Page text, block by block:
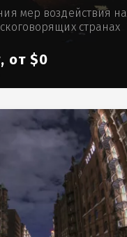
мер воздействия на
странах
от $0